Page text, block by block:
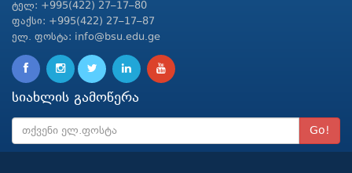
ტელ: +995(422) 27–17–80
ფაქსი: +995(422) 27–17–87
ელ. ფოსტა: info@bsu.edu.ge
სიახლის გამოწერა
Go!